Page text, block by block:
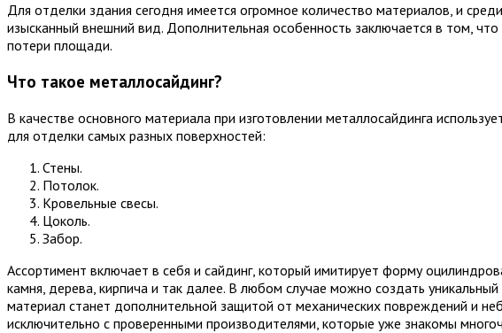
Для отделки здания сегодня имеется огромное количество материалов, и
изысканный внешний вид. Дополнительная особенность заключается в том,
потери площади.
Что такое металлосайдинг?
В качестве основного материала при изготовлении металлосайдинга
для отделки самых разных поверхностей:
Стены.
Потолок.
Кровельные свесы.
Цоколь.
Забор.
Ассортимент включает в себя и сайдинг, который имитирует форму
камня, дерева, кирпича и так далее. В любом случае можно создать
материал станет дополнительной защитой от механических повреждений и
исключительно с проверенными производителями, которые уже знакомы